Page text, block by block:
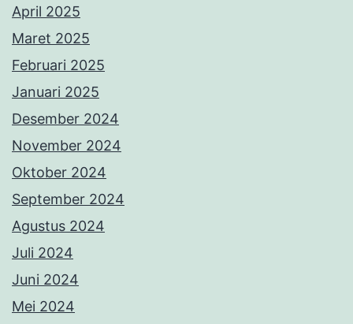
April 2025
Maret 2025
Februari 2025
Januari 2025
Desember 2024
November 2024
Oktober 2024
September 2024
Agustus 2024
Juli 2024
Juni 2024
Mei 2024